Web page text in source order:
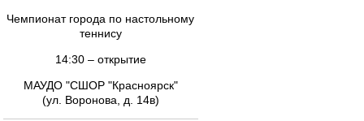
Чемпионат города по настольному
теннису
14:30 – открытие
МАУДО "СШОР "Красноярск"
(ул. Воронова, д. 14в)